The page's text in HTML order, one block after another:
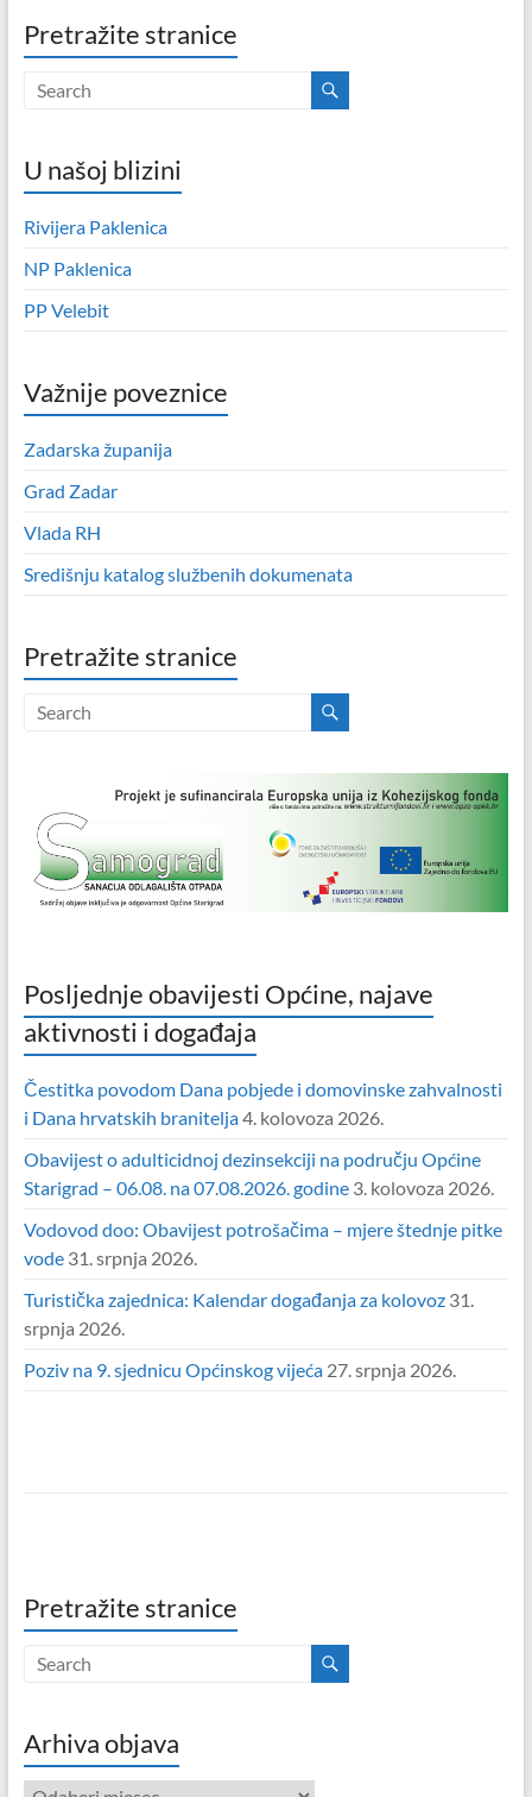
Pretražite stranice
U našoj blizini
Rivijera Paklenica
NP Paklenica
PP Velebit
Važnije poveznice
Zadarska županija
Grad Zadar
Vlada RH
Središnju katalog službenih dokumenata
Pretražite stranice
Posljednje obavijesti Općine, najave
aktivnosti i događaja
Čestitka povodom Dana pobjede i domovinske zahvalnosti
i Dana hrvatskih branitelja4. kolovoza 2026.
Obavijest o adulticidnoj dezinsekciji na području Općine
Starigrad – 06.08. na 07.08.2026. godine 3. kolovoza 2026.
Vodovod doo: Obavijest potrošačima – mjere štednje pitke
vode 31. srpnja 2026.
Turistička zajednica: Kalendar događanja za kolovoz 31.
srpnja 2026.
Poziv na 9. sjednicu Općinskog vijeća 27. srpnja 2026.
Pretražite stranice
Arhiva objava
Arhiva